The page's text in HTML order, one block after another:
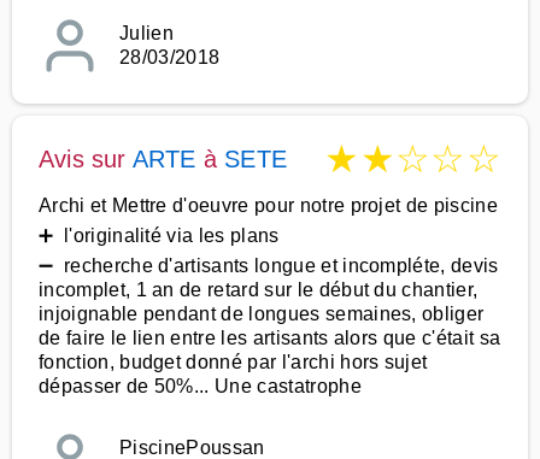
Julien
28/03/2018
Avis sur ARTE à SETE ★★☆☆☆
Archi et Mettre d'oeuvre pour notre projet de piscine
➕ l'originalité via les plans
➖ recherche d'artisants longue et incompléte, devis
incomplet, 1 an de retard sur le début du chantier,
injoignable pendant de longues semaines, obliger
de faire le lien entre les artisants alors que c'était sa
fonction, budget donné par l'archi hors sujet
dépasser de 50%... Une castatrophe
PiscinePoussan